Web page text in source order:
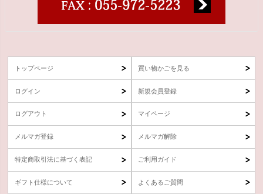
トップページ 買い物かごを見る
ログイン 新規会員登録
ログアウト マイページ
メルマガ登録 メルマガ解除
特定商取引法に基づく表記 ご利用ガイド
ギフト仕様について よくあるご質問